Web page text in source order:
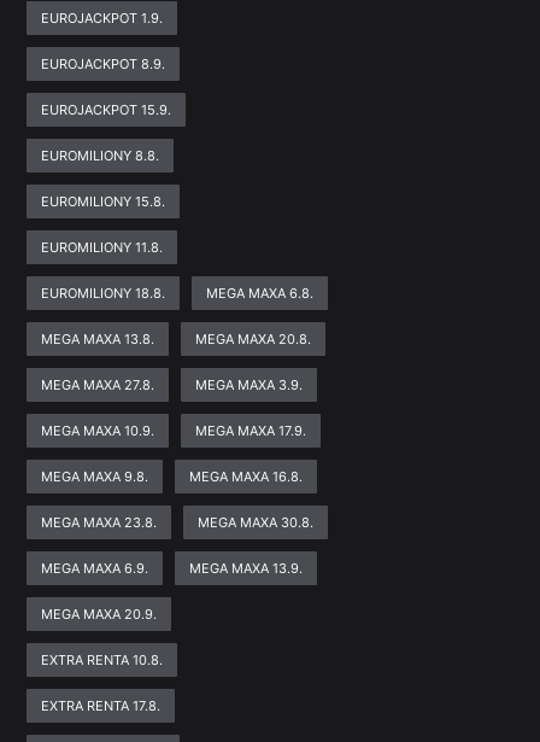
EUROJACKPOT 1.9.
EUROJACKPOT 8.9.
EUROJACKPOT 15.9.
EUROMILIONY 8.8.
EUROMILIONY 15.8.
EUROMILIONY 11.8.
EUROMILIONY 18.8. MEGA MAXA 6.8.
MEGA MAXA 13.8. MEGA MAXA 20.8.
MEGA MAXA 27.8. MEGA MAXA 3.9.
MEGA MAXA 10.9. MEGA MAXA 17.9.
MEGA MAXA 9.8. MEGA MAXA 16.8.
MEGA MAXA 23.8. MEGA MAXA 30.8.
MEGA MAXA 6.9. MEGA MAXA 13.9.
MEGA MAXA 20.9.
EXTRA RENTA 10.8.
EXTRA RENTA 17.8.